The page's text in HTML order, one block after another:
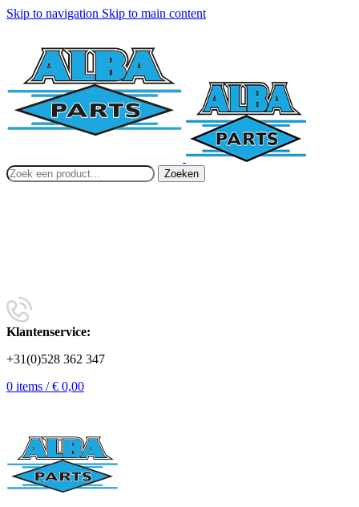
Skip to navigation Skip to main content
Zoeken
Klantenservice:
+31(0)528 362 347
0 items / € 0,00